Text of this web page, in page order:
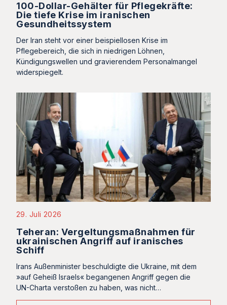
100-Dollar-Gehälter für Pflegekräfte:
Die tiefe Krise im iranischen
Gesundheitssystem
Der Iran steht vor einer beispiellosen Krise im
Pflegebereich, die sich in niedrigen Löhnen,
Kündigungswellen und gravierendem Personalmangel
widerspiegelt.
29. Juli 2026
Teheran: Vergeltungsmaßnahmen für
ukrainischen Angriff auf iranisches
Schiff
Irans Außenminister beschuldigte die Ukraine, mit dem
»auf Geheiß Israels« begangenen Angriff gegen die
UN-Charta verstoßen zu haben, was nicht…